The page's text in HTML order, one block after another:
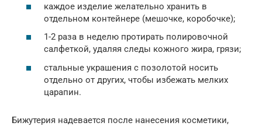
каждое изделие желательно хранить в
отдельном контейнере (мешочке, коробочке);
1-2 раза в неделю протирать полировочной
салфеткой, удаляя следы кожного жира, грязи;
стальные украшения с позолотой носить
отдельно от других, чтобы избежать мелких
царапин.
Бижутерия надевается после нанесения косметики,